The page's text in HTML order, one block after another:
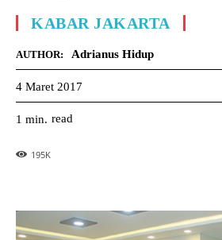
KABAR JAKARTA
AUTHOR: Adrianus Hidup
4 Maret 2017
1 min. read
195K